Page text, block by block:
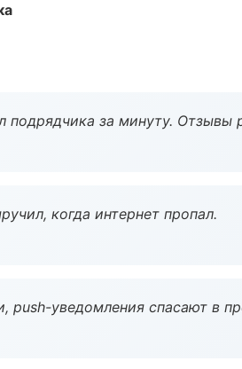
подрядчика за минуту. Отзывы
когда интернет пропал.
push-уведомления спасают в